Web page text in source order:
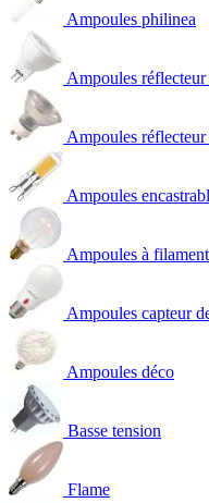
Ampoules philinea
Ampoules
Ampoules
Ampoules
Ampoules à filament
Ampoules capteur
Ampoules déco
Basse tension
Flame